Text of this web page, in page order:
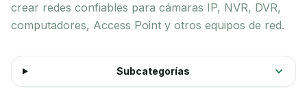
crear redes confiables para cámaras IP, NVR, DVR,
computadores, Access Point y otros equipos de red.
Subcategorías